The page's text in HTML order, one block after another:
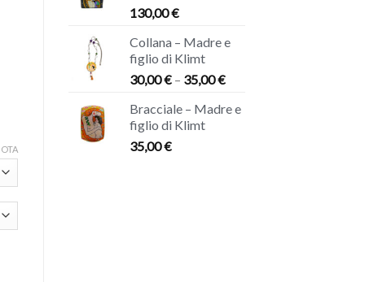
130,00€
Collana – Madre e
figlio di Klimt
30,00€– 35,00€
Bracciale – Madre e
figlio di Klimt
35,00€